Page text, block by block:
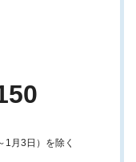
1月3日）を除く